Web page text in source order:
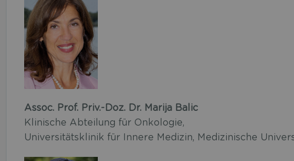
Assoc. Prof. Priv.-Doz. Dr. Marija Balic
Klinische Abteilung für Onkologie,
Universitätsklinik für Innere Medizin, Medizinische